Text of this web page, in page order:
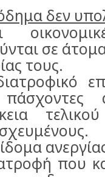
δεν
σε
τους.
που